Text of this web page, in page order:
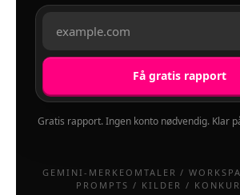
Få gratis rapport
Gratis rapport. Ingen konto nødvendig. Klar
GEMINI-MERKEOMTALER /
PROMPTS / KILDER /